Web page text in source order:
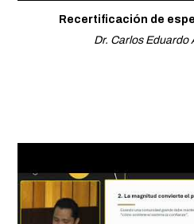
Recertificación de
Dr. Carlos Eduardo